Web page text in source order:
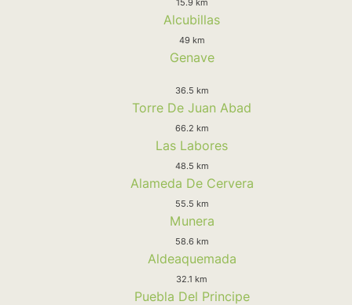
Alcubillas
49 km
Genave
36.5 km
Torre De Juan Abad
66.2 km
Las Labores
48.5 km
Alameda De Cervera
55.5 km
Munera
58.6 km
Aldeaquemada
32.1 km
Puebla Del Principe